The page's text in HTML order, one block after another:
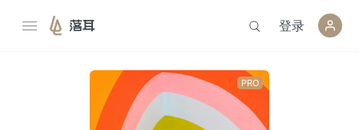
落耳 登录